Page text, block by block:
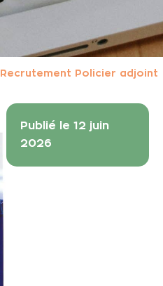
Recrutement Policier adjoint
Publié le 12 juin
2026